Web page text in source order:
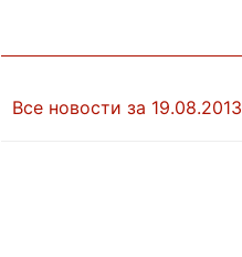
Все новости за 19.08.2013